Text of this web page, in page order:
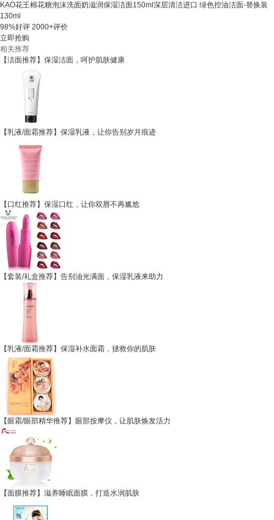
KAO花王棉花糖泡沫洗面奶滋润保湿洁面150ml深层清洁进口 绿色控油洁面-替换装
130ml
98%好评 2000+评价
立即抢购
相关推荐
【洁面推荐】保湿洁面，呵护肌肤健康
【乳液/面霜推荐】保湿乳液，让你告别岁月痕迹
【口红推荐】保湿口红，让你双唇不再尴尬
【套装/礼盒推荐】告别油光满面，保湿乳液来助力
【乳液/面霜推荐】保湿补水面霜，拯救你的肌肤
【眼霜/眼部精华推荐】眼部按摩仪，让肌肤焕发活力
【面膜推荐】滋养睡眠面膜，打造水润肌肤